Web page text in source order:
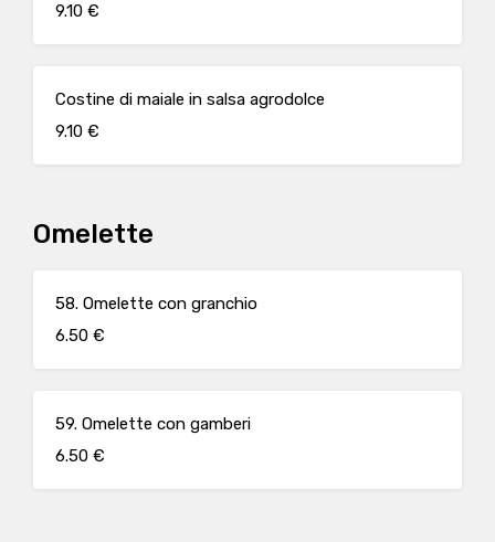
9.10 €
Costine di maiale in salsa agrodolce
9.10 €
Omelette
58. Omelette con granchio
6.50 €
59. Omelette con gamberi
6.50 €